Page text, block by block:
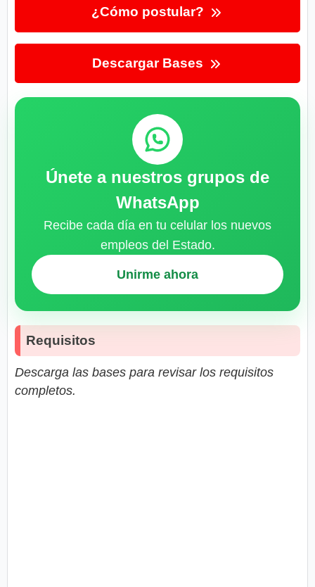
¿Cómo postular?
Descargar Bases
Únete a nuestros grupos de
WhatsApp
Recibe cada día en tu celular los nuevos
empleos del Estado.
Unirme ahora
Requisitos
Descarga las bases para revisar los requisitos
completos.